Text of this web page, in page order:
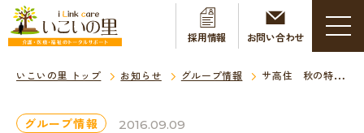
採用情報 お問い合わせ
いこいの里 トップ お知らせ グループ情報 サ高住 秋の特別キャンペーン実施
グループ情報 2016.09.09